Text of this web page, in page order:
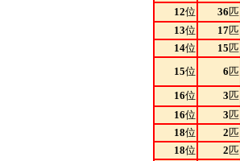
12位 36匹
13位 17匹
14位 15匹
15位 6匹
16位 3匹
16位 3匹
18位 2匹
18位 2匹